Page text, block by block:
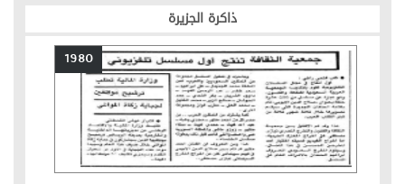
ذاكرة الجزيرة
1980